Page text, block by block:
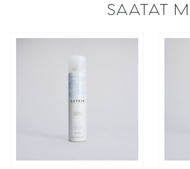
SAATAT